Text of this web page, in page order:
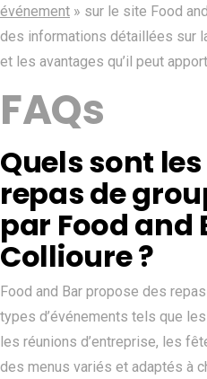
événement » sur le site Food
des informations détaillées sur
et les avantages qu’il peut
FAQs
Quels sont
repas de
par Food and
Collioure ?
Food and Bar propose des
types d’événements tels que
les réunions d’entreprise, les
des menus variés et adaptés à